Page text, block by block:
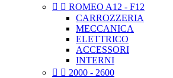
  ROMEO A12 - F12
CARROZZERIA
MECCANICA
ELETTRICO
ACCESSORI
INTERNI
  2000 - 2600